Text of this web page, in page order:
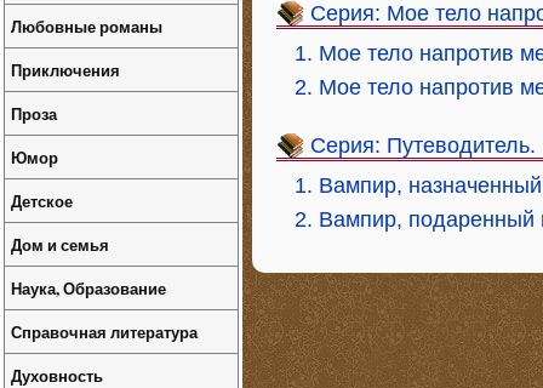
Серия: Мое тело
1. Мое тело напротив
2. Мое тело напротив
Серия:
1. Вампир,
2. Вампир, подаренный
Любовные романы
Приключения
Проза
Юмор
Детское
Дом и семья
Наука, Образование
Справочная литература
Духовность